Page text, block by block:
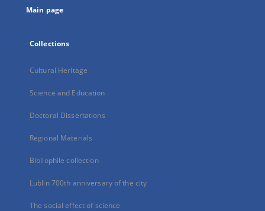
Main page
Collections
Cultural Heritage
Science and Education
Doctoral Dissertations
Regional Materials
Bibliophile collection
Lublin 700th anniversary of the city
The social effect of science